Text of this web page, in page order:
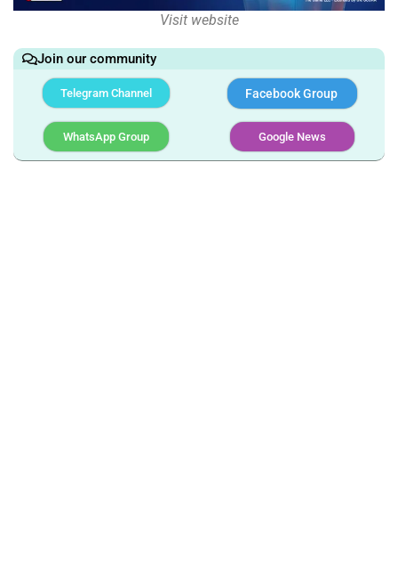
Visit website
Join our community
Telegram Channel Facebook Group
WhatsApp Group Google News